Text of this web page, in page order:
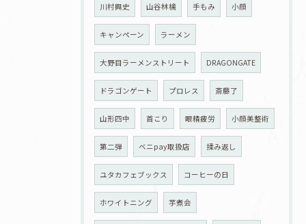
川村興史 山谷林檎 手もみ 小顔
キャンペーン ラーメン
大野目ラーメンストリート DRAGONGATE
ドラゴンゲート プロレス 斎藤了
山形四中 首こり 眼精疲労 小顔美整術
第二弾 ベニpay取扱店 揉み返し
ユタカフェブックス コーヒーの日
ホワイトニング 芋煮会